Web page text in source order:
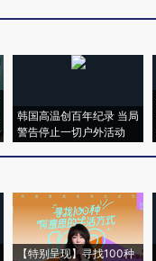
韩国高温创百年纪录 当局
警告停止一切户外活动
【特别呈现】寻找100种